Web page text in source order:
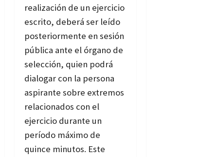
realización de un ejercicio
escrito, deberá ser leído
posteriormente en sesión
pública ante el órgano de
selección, quien podrá
dialogar con la persona
aspirante sobre extremos
relacionados con el
ejercicio durante un
período máximo de
quince minutos. Este